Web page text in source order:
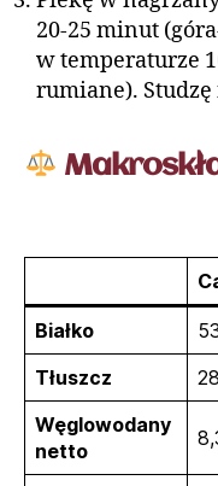
20-25 minut
w temperaturze
rumiane). Studzę
Białko
Tłuszcz
Węglowodany
netto